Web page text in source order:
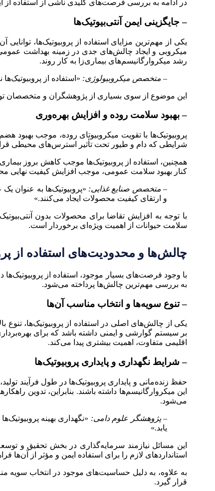
در ادامه به بررسی فرصت‌های کلیدی ناشی از استفاده از
– جایگزینی ایمن آنتی‌بیوتیک‌ها
یکی از مهم‌ترین مزایای استفاده از پروبیوتیک‌ها،
میکروبی و ایجاد چالش‌های جدی در زمینه بهداشت
رشد میکروارگانیسم‌های بیماری‌زا به کار روند.
– متخصص میکروبیولوژی: «استفاده از
این موضوع از سوی بسیاری از پژوهشگران و متخصصان
– بهبود سلامت روده و افزایش بهره‌وری
پروبیوتیک‌ها با تقویت میکروبیوتای روده، موجب
شرایطی که دام و طیور تحت تأثیر استرس‌های محیطی
همچنین، استفاده از پروبیوتیک‌ها موجب کاهش بروز
کنار بهبود سلامت عمومی، موجب افزایش کیفیت
– متخصص صنایع غذایی: «پروبیوتیک‌ها به عنوان
و ارتقای کیفیت محصولات ایجاد می‌کنند.»
با توجه به افزایش تقاضا برای محصولات بدون
سلامت حیوانات از اهمیت ویژه‌ای برخوردار است.
چالش‌ها و محدودیت‌های استفاده از
با وجود فرصت‌های بسیار موجود، استفاده از
به بررسی مهم‌ترین چالش‌ها پرداخته می‌شود.
– تنوع سویه‌ها و انتخاب مناسب آن‌ها
یکی از چالش‌های اصلی در استفاده از پروبیوتیک‌ها،
بر سیستم گوارشی و ایمنی داشته باشد که برای
اقلیمی متفاوت، اهمیت بیشتری پیدا می‌کند.
– شرایط نگهداری و پایداری پروبیوتیک‌ها
حفظ زنده‌مانی و پایداری پروبیوتیک‌ها در طول فرآیند
این میکروارگانیسم‌ها داشته باشند. بنابراین، تدوین
می‌شود.
– پژوهشگر علوم دامی: «نگهداری بهینه
یابد.»
این مسائل نیازمند سرمایه‌گذاری در بخش تحقیق و
استانداردهای لازم را برای استفاده ایمن و مؤثر از آن‌ها
به علاوه، به دلیل حساسیت‌های موجود در انتخاب سویه
قرار گیرد.